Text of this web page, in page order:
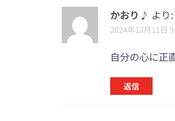
かおり♪ より:
2024年12月11日
自分の心に正
返信